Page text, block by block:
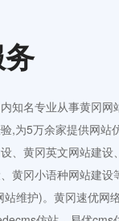
知名专业从事黄冈网
,为5万余家提供网站
、黄冈英文网站建
黄冈小语种网站建
维护)。黄冈速优网